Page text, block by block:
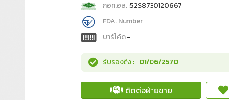
กอท.ฮล. :52S8730120667
FDA. Number
บาร์โค้ด-
รับรองถึง : 01/06/2570
ติดต่อฝ่ายขาย